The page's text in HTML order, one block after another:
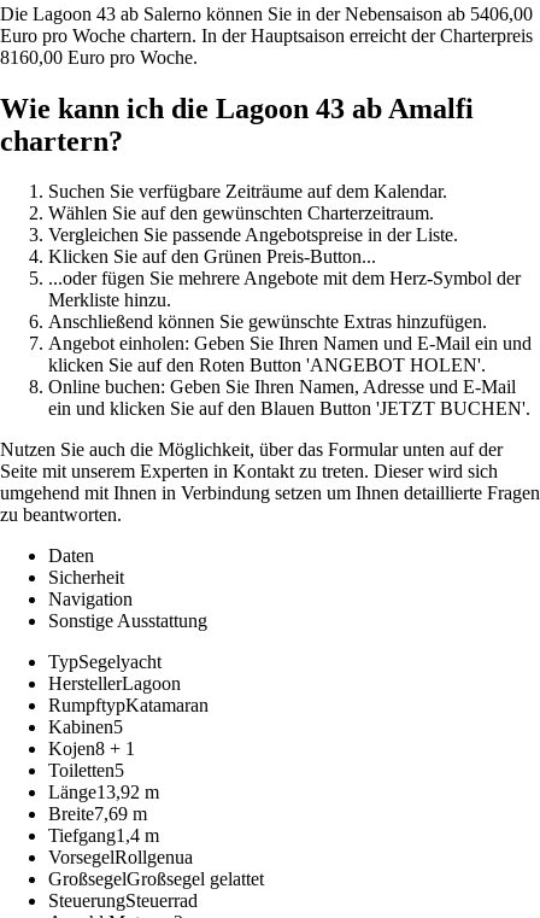
Die Lagoon 43 ab Salerno können Sie in der Nebensaison ab 5406,00
Euro pro Woche chartern. In der Hauptsaison erreicht der Charterpreis
8160,00 Euro pro Woche.
Wie kann ich die Lagoon 43 ab Amalfi
chartern?
Suchen Sie verfügbare Zeiträume auf dem Kalendar.
Wählen Sie auf den gewünschten Charterzeitraum.
Vergleichen Sie passende Angebotspreise in der Liste.
Klicken Sie auf den Grünen Preis-Button...
...oder fügen Sie mehrere Angebote mit dem Herz-Symbol der
Merkliste hinzu.
Anschließend können Sie gewünschte Extras hinzufügen.
Angebot einholen: Geben Sie Ihren Namen und E-Mail ein und
klicken Sie auf den Roten Button 'ANGEBOT HOLEN'.
Online buchen: Geben Sie Ihren Namen, Adresse und E-Mail
ein und klicken Sie auf den Blauen Button 'JETZT BUCHEN'.
Nutzen Sie auch die Möglichkeit, über das Formular unten auf der
Seite mit unserem Experten in Kontakt zu treten. Dieser wird sich
umgehend mit Ihnen in Verbindung setzen um Ihnen detaillierte Fragen
zu beantworten.
Daten
Sicherheit
Navigation
Sonstige Ausstattung
TypSegelyacht
HerstellerLagoon
RumpftypKatamaran
Kabinen5
Kojen8 + 1
Toiletten5
Länge13,92 m
Breite7,69 m
Tiefgang1,4 m
VorsegelRollgenua
GroßsegelGroßsegel gelattet
SteuerungSteuerrad